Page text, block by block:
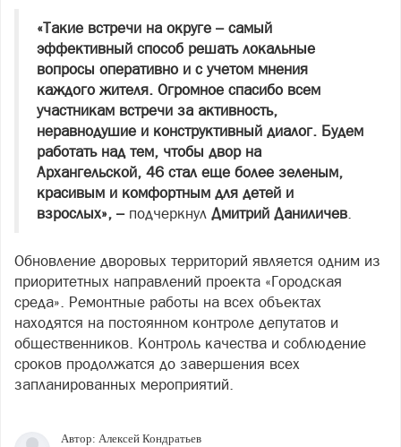
«Такие встречи на округе – самый
эффективный способ решать локальные
вопросы оперативно и с учетом мнения
каждого жителя. Огромное спасибо всем
участникам встречи за активность,
неравнодушие и конструктивный диалог. Будем
работать над тем, чтобы двор на
Архангельской, 46 стал еще более зеленым,
красивым и комфортным для детей и
взрослых», –подчеркнул Дмитрий Даниличев.
Обновление дворовых территорий является одним из
приоритетных направлений проекта «Городская
среда». Ремонтные работы на всех объектах
находятся на постоянном контроле депутатов и
общественников. Контроль качества и соблюдение
сроков продолжатся до завершения всех
запланированных мероприятий.
Автор: Алексей Кондратьев